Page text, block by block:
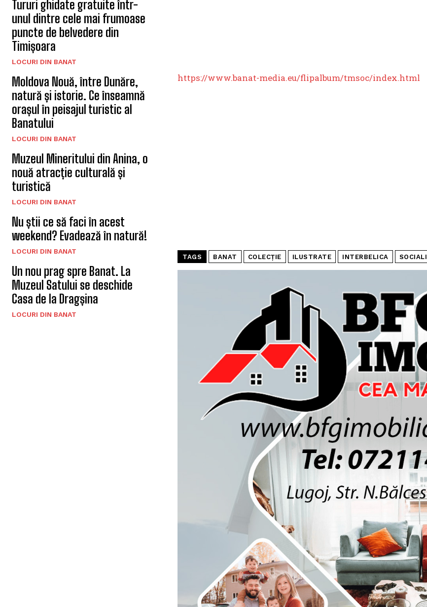
Tururi ghidate gratuite într-
unul dintre cele mai frumoase
puncte de belvedere din
Timișoara
LOCURI DIN BANAT
Moldova Nouă, între Dunăre,
natură și istorie. Ce înseamnă
orașul în peisajul turistic al
Banatului
LOCURI DIN BANAT
Muzeul Mineritului din Anina, o
nouă atracție culturală și
turistică
LOCURI DIN BANAT
Nu știi ce să faci în acest
weekend? Evadează în natură!
LOCURI DIN BANAT
Un nou prag spre Banat. La
Muzeul Satului se deschide
Casa de la Dragșina
LOCURI DIN BANAT
https://www.banat-media.eu/flipalbum/tmsoc/index.html
TAGS BANAT COLECȚIE ILUSTRATE INTERBELICA